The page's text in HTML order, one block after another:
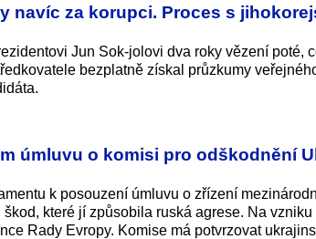
navíc za korupci. Proces s
Jun Sok-jolovi dva roky vězení poté,
bezplatně získal průzkumy
úmluvu o komisi pro odškodnění
k posouzení úmluvu o zřízení
které jí způsobila ruská agrese. Na
Rady Evropy. Komise má potvrzovat